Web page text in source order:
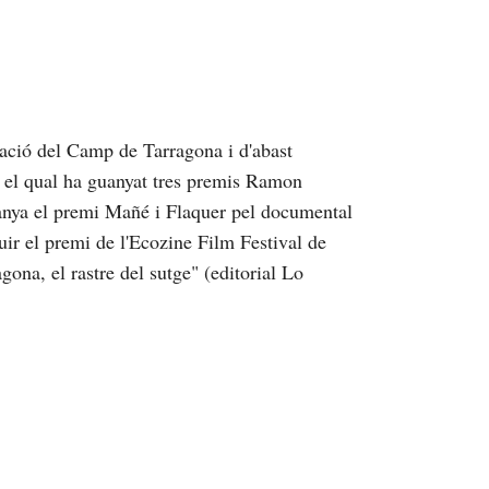
del Camp de Tarragona i d'abast
qual ha guanyat tres premis Ramon
el premi Mañé i Flaquer pel documental
el premi de l'Ecozine Film Festival de
el rastre del sutge" (editorial Lo